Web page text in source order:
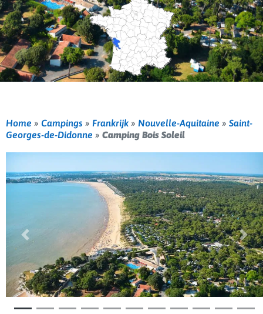
Home » Campings » Frankrijk » Nouvelle-Aquitaine » Saint-
Georges-de-Didonne » Camping Bois Soleil
Vorige